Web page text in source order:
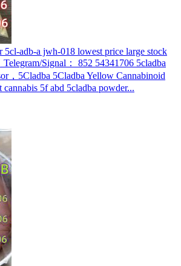
5cl-adb-a jwh-018 lowest price large stock
Signal： 852 54341706 5cladba
，5Cladba 5Cladba Yellow Cannabinoid
5f abd 5cladba powder...